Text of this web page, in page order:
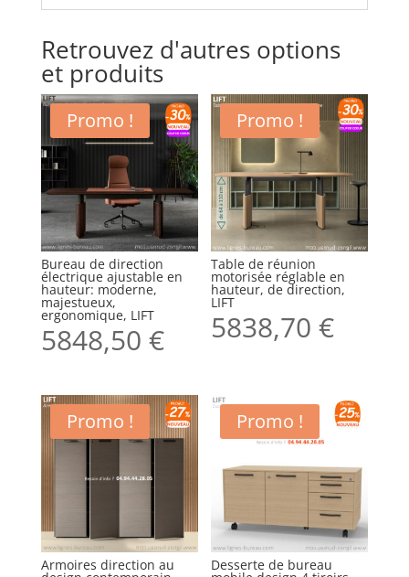
Retrouvez d'autres options
et produits
Promo !
Bureau de direction
électrique ajustable en
hauteur: moderne,
majestueux,
ergonomique, LIFT
5848,50 €
Promo !
Table de réunion
motorisée réglable en
hauteur, de direction,
LIFT
5838,70€
Promo !
Armoires direction au
Promo !
Desserte de bureau